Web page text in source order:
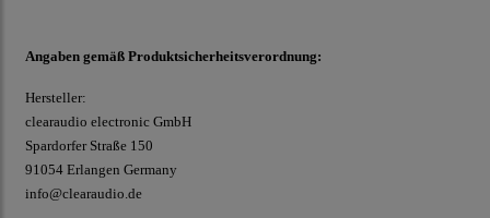
Angaben gemäß Produktsicherheitsverordnung:
Hersteller:
clearaudio electronic GmbH
Spardorfer Straße 150
91054 Erlangen Germany
info@clearaudio.de